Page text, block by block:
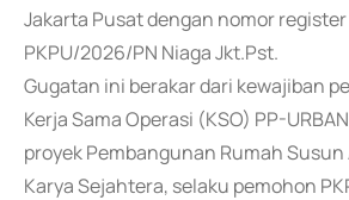
Jakarta Pusat dengan nomor
PKPU/2026/PN Niaga Jkt.Pst.
Gugatan ini berakar dari kewajiban
Kerja Sama Operasi (KSO) PP-
proyek Pembangunan Rumah Susun
Karya Sejahtera, selaku pemohon